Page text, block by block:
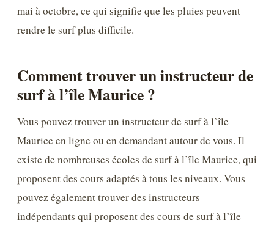
mai à octobre, ce qui signifie que les pluies peuvent
rendre le surf plus difficile.
Comment trouver un instructeur de
surf à l’île Maurice ?
Vous pouvez trouver un instructeur de surf à l’île
Maurice en ligne ou en demandant autour de vous. Il
existe de nombreuses écoles de surf à l’île Maurice, qui
proposent des cours adaptés à tous les niveaux. Vous
pouvez également trouver des instructeurs
indépendants qui proposent des cours de surf à l’île